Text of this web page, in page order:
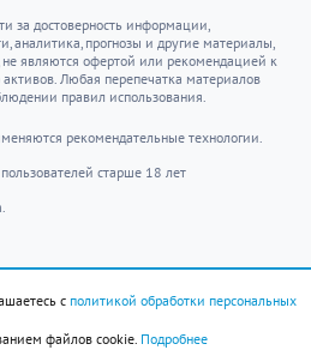
за достоверность информации,
аналитика, прогнозы и другие материалы,
не являются офертой или рекомендацией к
Любая перепечатка материалов
правил использования.
рекомендательные технологии.
старше 18 лет
Пользовательское
с политикой обработки персональных
файлов cookie. Подробнее